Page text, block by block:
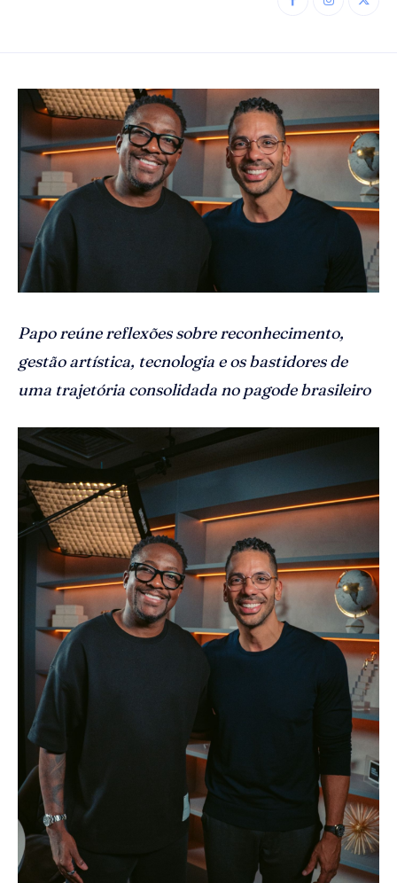
Papo reúne reflexões sobre reconhecimento,
gestão artística, tecnologia e os bastidores de
uma trajetória consolidada no pagode brasileiro